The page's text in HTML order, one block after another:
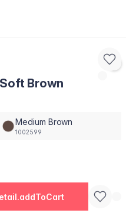
Brown
Medium Brown
1002599